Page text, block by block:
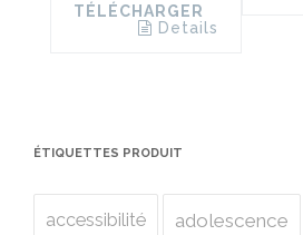
TÉLÉCHARGER
Details
ÉTIQUETTES PRODUIT
accessibilité adolescence